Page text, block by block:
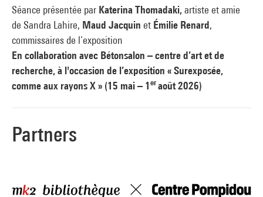
Séance présentée par Katerina Thomadaki,artiste et amie
de Sandra Lahire, Maud Jacquin et Émilie Renard,
commissaires de l’exposition
En collaboration avec Bétonsalon – centre d’art et de
recherche, à l'occasion de l’exposition « Surexposée,
comme aux rayons X » (15 mai – 1eraoût 2026)
Partners